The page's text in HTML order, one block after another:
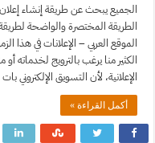
الجميع يبحث عن طريقة إنشاء
الطريقة المختصرة والواضحة
الموقع العربي – الإعلانات في هذا
الكثير منا يرغب بالترويج لخدماته
الإعلانية، لأن التسويق الإلكتروني
أكمل القراءة »